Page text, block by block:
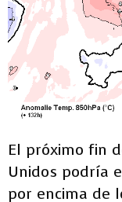
El próximo fin
Unidos podría
por encima de